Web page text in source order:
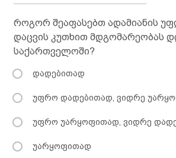
როგორ შეაფასებთ ადამიანის
დაცვის კუთხით მდგომარეობას
საქართველოში?
დადებითად
უფრო დადებითად, ვიდრე
უფრო უარყოფითად, ვიდრე
უარყოფითად